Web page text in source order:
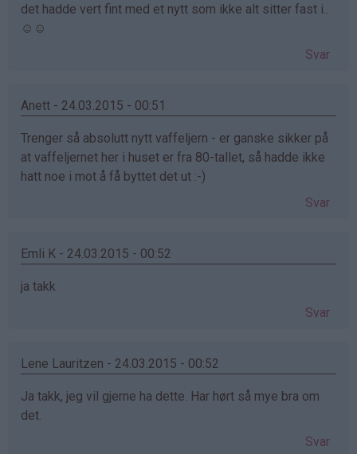
det hadde vert fint med et nytt som ikke alt sitter fast i..
☺☺
Svar
Anett - 24.03.2015 - 00:51
Trenger så absolutt nytt vaffeljern - er ganske sikker på
at vaffeljernet her i huset er fra 80-tallet, så hadde ikke
hatt noe i mot å få byttet det ut :-)
Svar
Emli K - 24.03.2015 - 00:52
ja takk
Svar
Lene Lauritzen - 24.03.2015 - 00:52
Ja takk, jeg vil gjerne ha dette. Har hørt så mye bra om
det.
Svar